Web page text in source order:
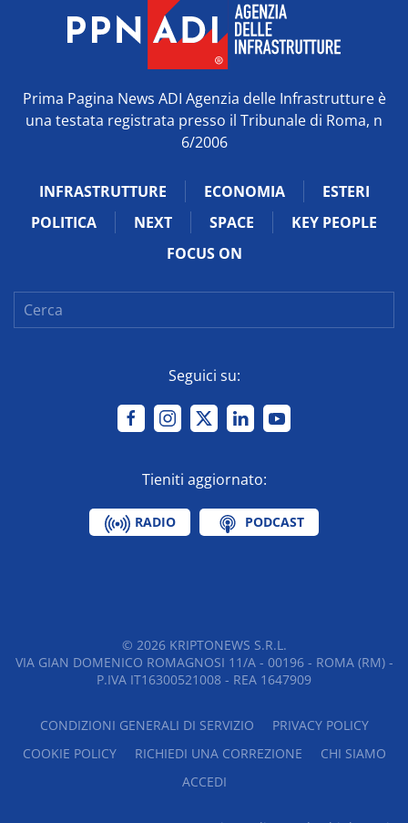
Prima Pagina News ADI Agenzia delle Infrastrutture è
una testata registrata presso il Tribunale di Roma, n
6/2006
INFRASTRUTTURE ECONOMIA
ESTERI
POLITICA
NEXT SPACE
KEY PEOPLE
FOCUS ON
Seguici su:
Tieniti aggiornato:
RADIO PODCAST
© 2026KRIPTONEWS S.R.L.
VIA GIAN DOMENICO ROMAGNOSI 11/A - 00196 - ROMA (RM) -
P.IVA IT16300521008 - REA 1647909
CONDIZIONI GENERALI DI SERVIZIO
PRIVACY POLICY
COOKIE POLICY
RICHIEDI UNA CORREZIONE
CHI SIAMO
ACCEDI